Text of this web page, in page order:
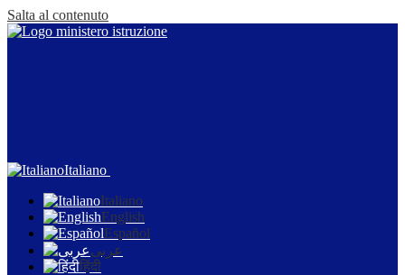
Salta al contenuto
Italiano
Italiano
English
Español
عربى
हिंदी